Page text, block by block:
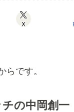
X
らです。
チの中岡創